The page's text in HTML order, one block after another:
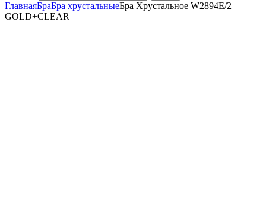
ГлавнаяБраБра хрустальныеБра Хрустальное W2894E/2
GOLD+CLEAR